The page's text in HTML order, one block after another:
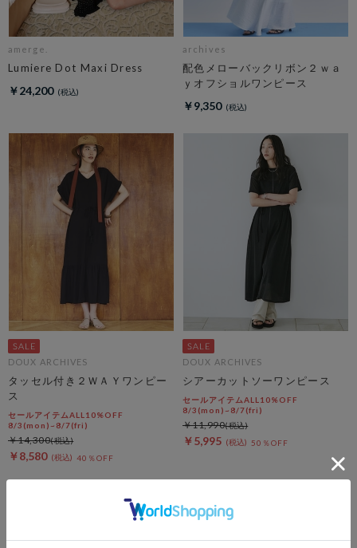
amerge.
Lumiere Dot Maxi Dress
￥24,200
archives
配色メローバックリボン２ｗａ
ｙオフショルワンピース
￥9,350
DOUX ARCHIVES
タッセル付き２ＷＡＹワンピー
ス
セールアイテムALL10%OFF
8/3(mon)~8/7(fri)
￥8,580 40％OFF
￥14,300
DOUX ARCHIVES
シアーカットソーワンピース
セールアイテムALL10%OFF
8/3(mon)~8/7(fri)
￥5,995 50％OFF
￥11,990